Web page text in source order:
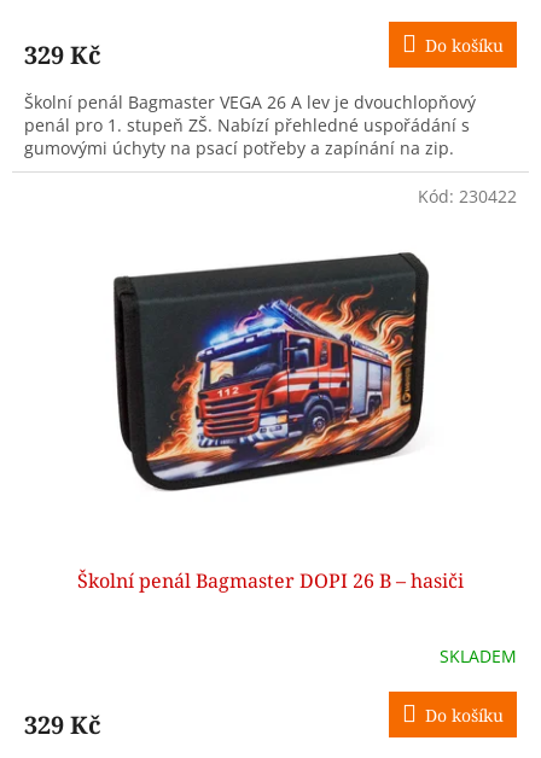
329 Kč Do košíku
Školní penál Bagmaster VEGA 26 A lev je dvouchlopňový
penál pro 1. stupeň ZŠ. Nabízí přehledné uspořádání s
gumovými úchyty na psací potřeby a zapínání na zip.
Školní penál Bagmaster DOPI 26 B – hasiči
SKLADEM
329 Kč Do košíku
Kód: 230422